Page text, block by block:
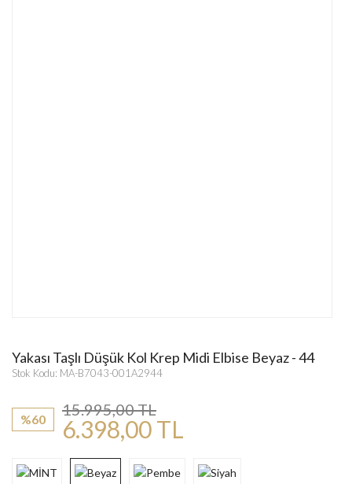
Yakası Taşlı Düşük Kol Krep Midi Elbise Beyaz - 44
Stok Kodu: MA-B7043-001A2944
%60
15.995,00 TL
6.398,00 TL